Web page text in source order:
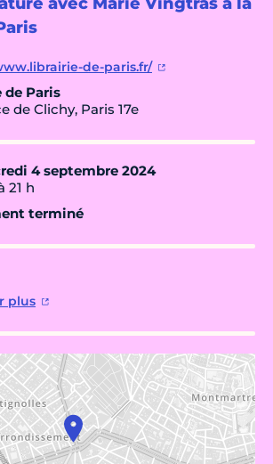
de-paris.fr/
de Paris
de Clichy, Paris 17e
4 septembre 2024
21 h
terminé
plus